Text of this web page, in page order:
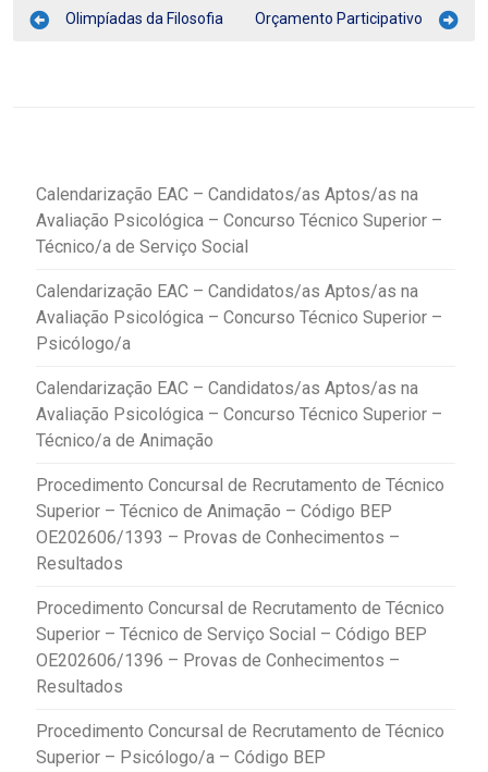
Olimpíadas da Filosofia Orçamento Participativo
Calendarização EAC – Candidatos/as Aptos/as na
Avaliação Psicológica – Concurso Técnico Superior –
Técnico/a de Serviço Social
Calendarização EAC – Candidatos/as Aptos/as na
Avaliação Psicológica – Concurso Técnico Superior –
Psicólogo/a
Calendarização EAC – Candidatos/as Aptos/as na
Avaliação Psicológica – Concurso Técnico Superior –
Técnico/a de Animação
Procedimento Concursal de Recrutamento de Técnico
Superior – Técnico de Animação – Código BEP
OE202606/1393 – Provas de Conhecimentos –
Resultados
Procedimento Concursal de Recrutamento de Técnico
Superior – Técnico de Serviço Social – Código BEP
OE202606/1396 – Provas de Conhecimentos –
Resultados
Procedimento Concursal de Recrutamento de Técnico
Superior – Psicólogo/a – Código BEP